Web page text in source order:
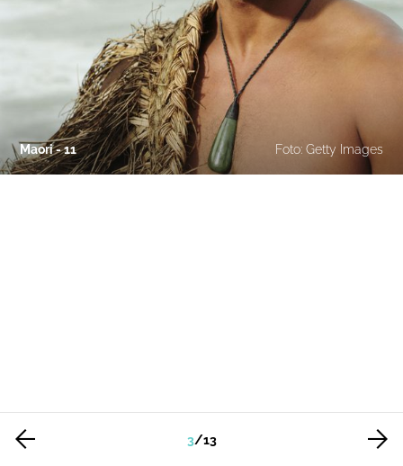
Maori - 11 Foto: Getty Images
3/13